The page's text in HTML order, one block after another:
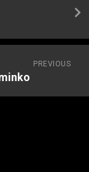
PREVIOUS